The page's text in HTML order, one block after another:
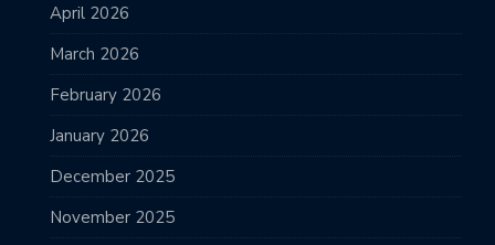
April 2026
March 2026
February 2026
January 2026
December 2025
November 2025